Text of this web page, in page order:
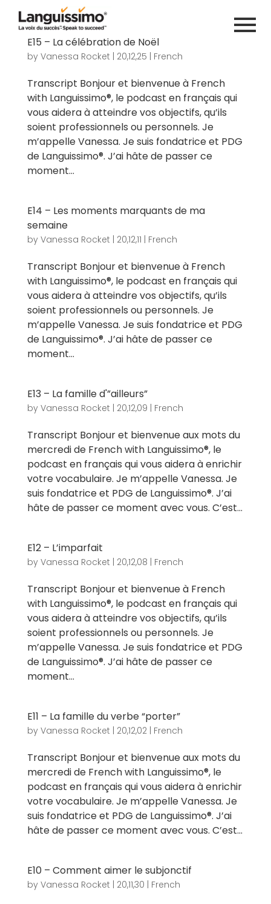
E15 – La célébration de Noël
by Vanessa Rocket 20,12,25 French
Transcript Bonjour et bienvenue à French
with Languissimo®, le podcast en français qui
vous aidera à atteindre vos objectifs, qu’ils
soient professionnels ou personnels. Je
m’appelle Vanessa. Je suis fondatrice et PDG
de Languissimo®. J’ai hâte de passer ce
moment...
E14 – Les moments marquants de ma
semaine
by Vanessa Rocket 20,12,11 French
Transcript Bonjour et bienvenue à French
with Languissimo®, le podcast en français qui
vous aidera à atteindre vos objectifs, qu’ils
soient professionnels ou personnels. Je
m’appelle Vanessa. Je suis fondatrice et PDG
de Languissimo®. J’ai hâte de passer ce
moment...
E13 – La famille d'”ailleurs”
by Vanessa Rocket 20,12,09 French
Transcript Bonjour et bienvenue aux mots du
mercredi de French with Languissimo®, le
podcast en français qui vous aidera à enrichir
votre vocabulaire. Je m’appelle Vanessa. Je
suis fondatrice et PDG de Languissimo®. J’ai
hâte de passer ce moment avec vous. C’est...
E12 – L’imparfait
by Vanessa Rocket 20,12,08 French
Transcript Bonjour et bienvenue à French
with Languissimo®, le podcast en français qui
vous aidera à atteindre vos objectifs, qu’ils
soient professionnels ou personnels. Je
m’appelle Vanessa. Je suis fondatrice et PDG
de Languissimo®. J’ai hâte de passer ce
moment...
E11 – La famille du verbe “porter”
by Vanessa Rocket 20,12,02| French
Transcript Bonjour et bienvenue aux mots du
mercredi de French with Languissimo®, le
podcast en français qui vous aidera à enrichir
votre vocabulaire. Je m’appelle Vanessa. Je
suis fondatrice et PDG de Languissimo®. J’ai
hâte de passer ce moment avec vous. C’est...
E10 – Comment aimer le subjonctif
by Vanessa Rocket 20,11,30 French